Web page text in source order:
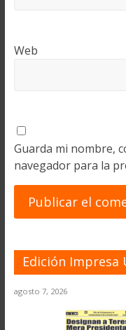
Web
Guarda mi nombre,
navegador para la
Edición Impresa
agosto 7, 2026